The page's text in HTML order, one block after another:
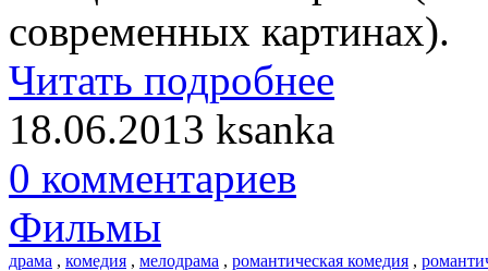
современных картинах).
Читать подробнее
18.06.2013 ksanka
0 комментариев
Фильмы
драма , комедия , мелодрама , романтическая комедия ,